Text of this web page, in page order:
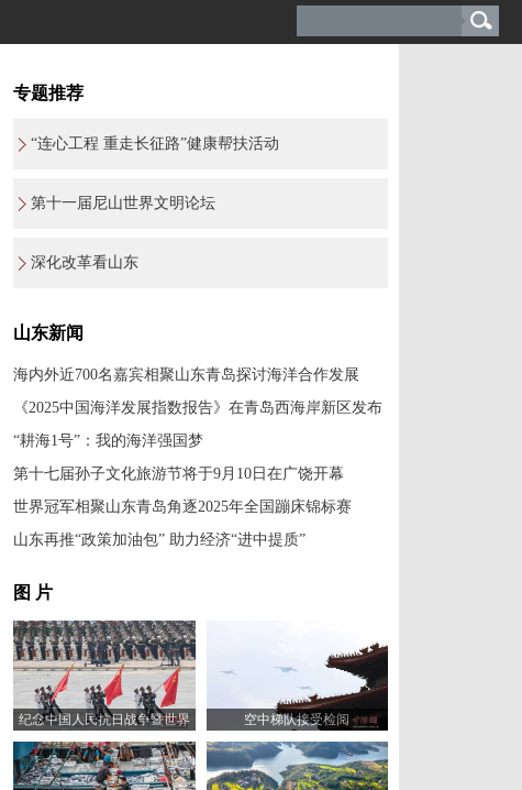
专题推荐
“连心工程 重走长征路”健康帮扶活动
第十一届尼山世界文明论坛
深化改革看山东
山东新闻
海内外近700名嘉宾相聚山东青岛探讨海洋合作发展
《2025中国海洋发展指数报告》在青岛西海岸新区发布
“耕海1号”：我的海洋强国梦
第十七届孙子文化旅游节将于9月10日在广饶开幕
世界冠军相聚山东青岛角逐2025年全国蹦床锦标赛
山东再推“政策加油包” 助力经济“进中提质”
图 片
纪念中国人民抗日战争暨世界
反法西斯战争胜利80周年大会
举行
空中梯队接受检阅